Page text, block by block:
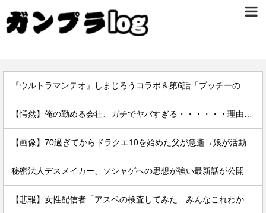
秘密法人デスメイカー、ソシャゲへの思想が強い最新話が公開